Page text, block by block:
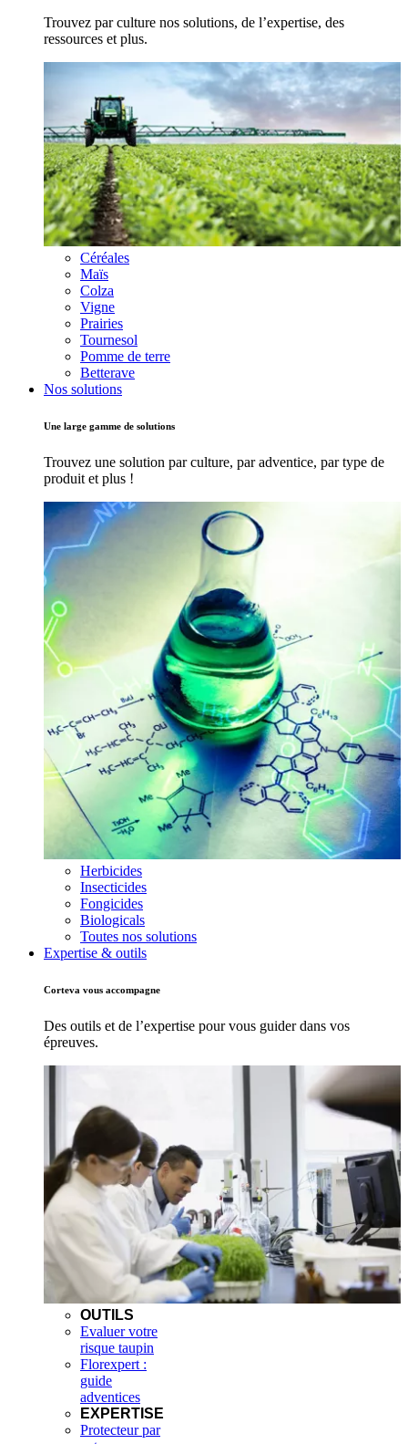
Trouvez par culture nos solutions, de l’expertise, des
ressources et plus.
Céréales
Maïs
Colza
Vigne
Prairies
Tournesol
Pomme de terre
Betterave
Nos solutions
Une large gamme de solutions
Trouvez une solution par culture, par adventice, par type de
produit et plus !
Herbicides
Insecticides
Fongicides
Biologicals
Toutes nos solutions
Expertise & outils
Corteva vous accompagne
Des outils et de l’expertise pour vous guider dans vos
épreuves.
OUTILS
Evaluer votre
risque taupin
Florexpert :
guide
adventices
EXPERTISE
Protecteur par